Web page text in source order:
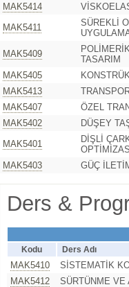
MAK5414
MAK5411
SÜREKLİ
MAK5409
TASARIM
MAK5405
MAK5413
MAK5407
ÖZEL
MAK5402
DÜŞEY
MAK5401
DİŞLİ
MAK5403
GÜÇ
Ders &
Kodu Ders Adı
MAK5410
SİSTEMATİK
MAK5412
SÜRTÜNME VE